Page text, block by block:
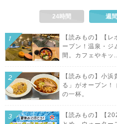
24時間 週間
【読みもの】【
ープン！温泉・ジ
間。カフェやキッ
【読みもの】小
る」がオープン！
の一杯。
【読みもの】【